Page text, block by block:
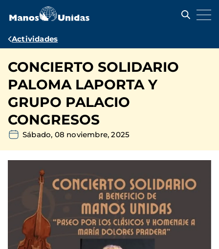
contenido
Ruta
navegación
Actividades
CONCIERTO SOLIDARIO
PALOMA LAPORTA Y
GRUPO PALACIO
CONGRESOS
Sábado, 08 noviembre, 2025